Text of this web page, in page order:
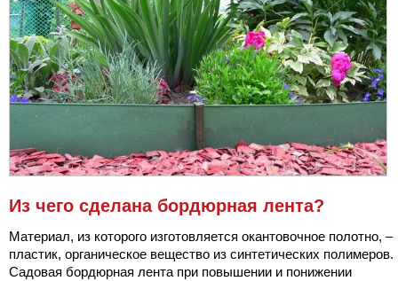
Из чего сделана бордюрная лента?
Материал, из которого изготовляется окантовочное полотно, ‒
пластик, органическое вещество из синтетических полимеров.
Садовая бордюрная лента при повышении и понижении